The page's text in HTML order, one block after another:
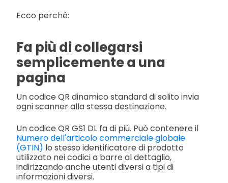
Ecco perché:
Fa più di collegarsi
semplicemente a una
pagina
Un codice QR dinamico standard di solito invia
ogni scanner alla stessa destinazione.
Un codice QR GS1 DL fa di più. Può contenere il
Numero dell'articolo commerciale globale
(GTIN) lo stesso identificatore di prodotto
utilizzato nei codici a barre al dettaglio,
indirizzando anche utenti diversi a tipi di
informazioni diversi.